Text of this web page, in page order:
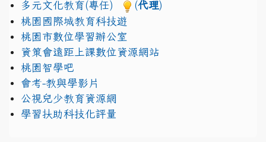
多元文化教育(專任) (代理)
桃園國際城教育科技遊
桃園市數位學習辦公室
資策會遠距上課數位資源網站
桃園智學吧
會考-教與學影片
公視兒少教育資源網
學習扶助科技化評量